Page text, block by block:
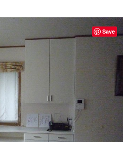
Save